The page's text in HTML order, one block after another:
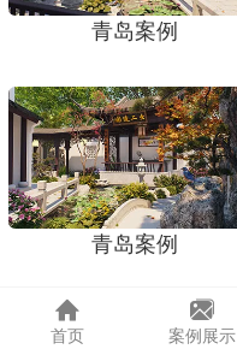
青岛案例
青岛案例
首页 案例展示